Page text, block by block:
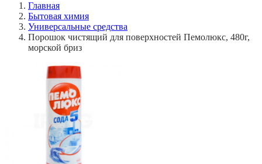
Главная
Бытовая химия
Универсальные средства
Порошок чистящий для поверхностей Пемолюкс, 480г,
морской бриз